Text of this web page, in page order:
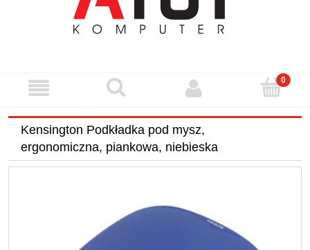
Kensington Podkładka pod mysz,
ergonomiczna, piankowa, niebieska